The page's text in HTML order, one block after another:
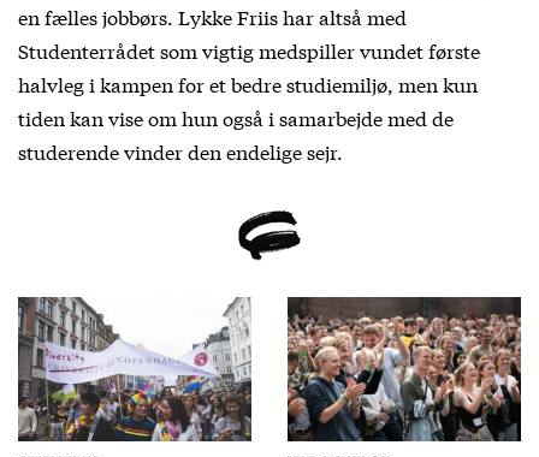
en fælles jobbørs. Lykke Friis har altså med
Studenterrådet som vigtig medspiller vundet første
halvleg i kampen for et bedre studiemiljø, men kun
tiden kan vise om hun også i samarbejde med de
studerende vinder den endelige sejr.